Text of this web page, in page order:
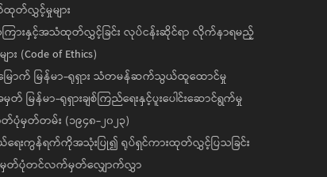
လွှင့်မှုများ
ကြားနှင့်အသံထုတ်လွှင့်ခြင်း လုပ်ငန်းဆိုင်ရာ လိုက်နာရမည့်
း (Code of Ethics)
ြောက် မြန်မာ-ရုရှား သံတမန်ဆက်သွယ်ထူထောင်မှု
မြန်မာ-ရုရှားချစ်ကြည်ရေးနှင့်ပူးပေါင်းဆောင်ရွက်မှု
တ်ပုံမှတ်တမ်း (၁၉၄၈-၂၀၂၃)
းကွန်ရက်ကိုအသုံးပြု၍ ရုပ်ရှင်ကားထုတ်လွှင့်ပြသခြင်း
မှတ်ပုံတင်လက်မှတ်လျှောက်လွှာ